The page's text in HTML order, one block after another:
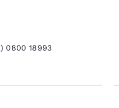
0800 18993